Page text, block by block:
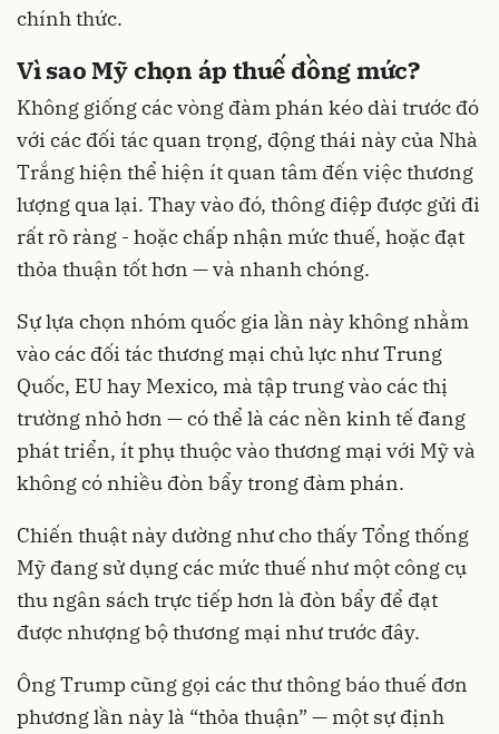
chính thức.
Vì sao Mỹ chọn áp thuế đồng mức?
Không giống các vòng đàm phán kéo dài trước đó
với các đối tác quan trọng, động thái này của Nhà
Trắng hiện thể hiện ít quan tâm đến việc thương
lượng qua lại. Thay vào đó, thông điệp được gửi đi
rất rõ ràng - hoặc chấp nhận mức thuế, hoặc đạt
thỏa thuận tốt hơn — và nhanh chóng.
Sự lựa chọn nhóm quốc gia lần này không nhằm
vào các đối tác thương mại chủ lực như Trung
Quốc, EU hay Mexico, mà tập trung vào các thị
trường nhỏ hơn — có thể là các nền kinh tế đang
phát triển, ít phụ thuộc vào thương mại với Mỹ và
không có nhiều đòn bẩy trong đàm phán.
Chiến thuật này dường như cho thấy Tổng thống
Mỹ đang sử dụng các mức thuế như một công cụ
thu ngân sách trực tiếp hơn là đòn bẩy để đạt
được nhượng bộ thương mại như trước đây.
Ông Trump cũng gọi các thư thông báo thuế đơn
phương lần này là “thỏa thuận” — một sự định